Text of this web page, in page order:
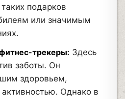
подарков
или значимым
трекеры: Здесь
заботы. Он
здоровьем,
Однако в